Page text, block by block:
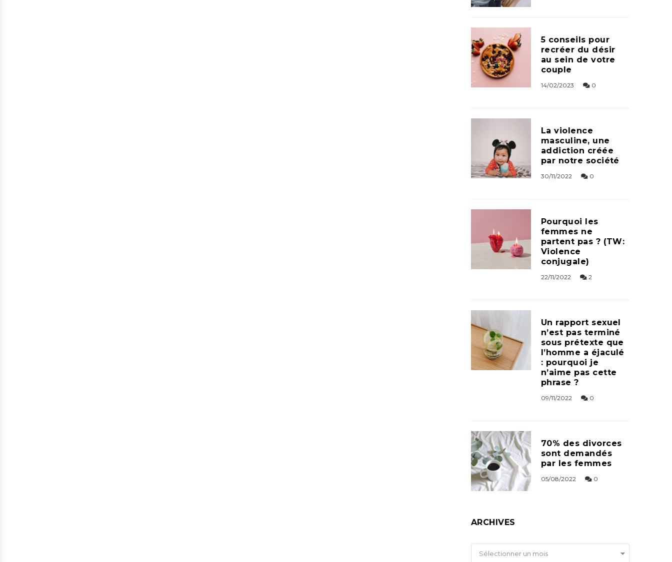
5 conseils pour
recréer du désir
au sein de votre
couple
14/02/2023 0
La violence
masculine, une
addiction créée
par notre société
30/11/2022 0
Pourquoi les
femmes ne
partent pas ? (TW:
Violence
conjugale)
22/11/2022 2
Un rapport sexuel
n’est pas terminé
sous prétexte que
l’homme a éjaculé
: pourquoi je
n’aime pas cette
phrase ?
09/11/2022 0
70% des divorces
sont demandés
par les femmes
05/08/2022 0
ARCHIVES
Archives
Sélectionner un mois